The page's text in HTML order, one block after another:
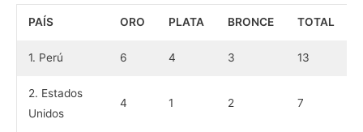
PAÍS ORO PLATA BRONCE TOTAL
1. Perú 6 4 3 13
2. Estados
Unidos
4 1 2 7